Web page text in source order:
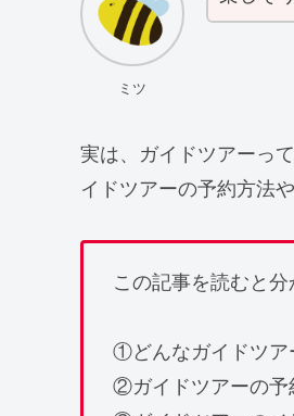
ミツ
実は、ガイドツアーっ
イドツアーの予約方法
この記事を読むと分
①どんなガイドツア
②ガイドツアーの予